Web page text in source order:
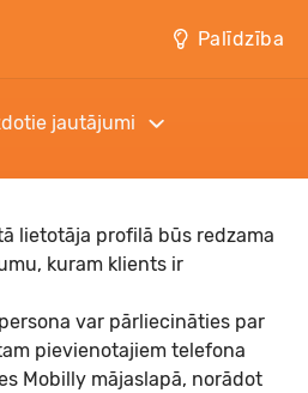
Palīdzība
jautājumi
lietotāja profilā būs redzama
kuram klients ir
var pārliecināties par
pievienotajiem telefona
Mobilly mājaslapā, norādot